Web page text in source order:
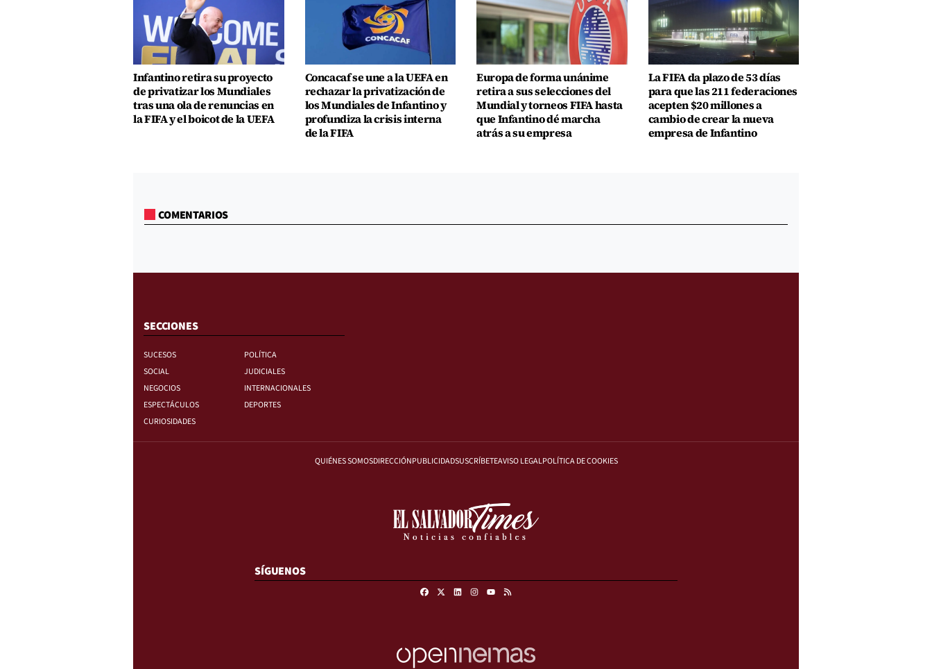
Infantino retira su proyecto
de privatizar los Mundiales
tras una ola de renuncias en
la FIFA y el boicot de la UEFA
Concacaf se une a la UEFA en
rechazar la privatización de
los Mundiales de Infantino y
profundiza la crisis interna
de la FIFA
Europa de forma unánime
retira a sus selecciones del
Mundial y torneos FIFA hasta
que Infantino dé marcha
atrás a su empresa
La FIFA da plazo de 53 días
para que las 211 federaciones
acepten $20 millones a
cambio de crear la nueva
empresa de Infantino
COMENTARIOS
SECCIONES
SUCESOS
POLÍTICA
SOCIAL
JUDICIALES
NEGOCIOS
INTERNACIONALES
ESPECTÁCULOS
DEPORTES
CURIOSIDADES
QUIÉNES SOMOSDIRECCIÓNPUBLICIDADSUSCRÍBETEAVISO LEGALPOLÍTICA DE COOKIES
SÍGUENOS
FacebookLinkedinInstagram